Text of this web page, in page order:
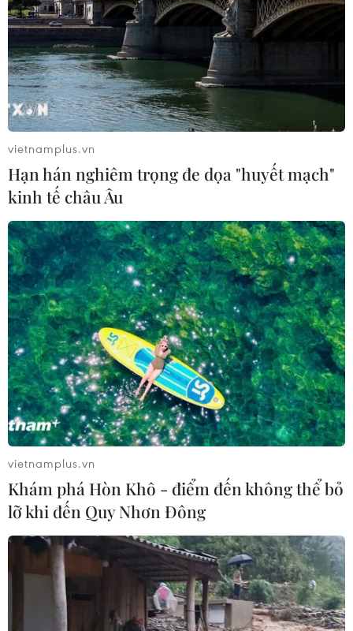
Thành phố Hồ Chí Minh: Ra mắt sản
phẩm du lịch ban đêm tại quận 1
06/12/2023 14:54
Tour du lịch “Quận 1 - Sắc màu đêm” giúp du khách tìm
hiểu quận 1 về đêm khác biệt với 4 nội dung trải
nghiệm, hướng đến mục tiêu khai thác tiềm năng phát
triển kinh tế ban đêm.
Tuần lễ Du lịch Thành phố Hồ Chí Minh:
Ra mắt sản phẩm du lịch đường thủy
05/12/2023 08:53
Du lịch đường thủy tại Quận 7 sẽ được định hướng là
vietnamplus.vn
Hạn hán nghiêm trọng đe dọa "huyết mạch"
kinh tế châu Âu
vietnamplus.vn
Khám phá Hòn Khô - điểm đến không thể bỏ
lỡ khi đến Quy Nhơn Đông